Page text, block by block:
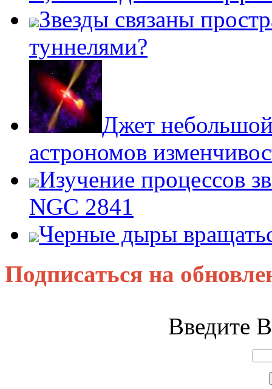
Звезды связаны
туннелями?
Джет
астрономов
Изучение процессов
NGC 2841
Черные дыры
Подписаться на
Введите